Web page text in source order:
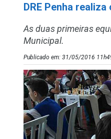
DRE Penha
As duas primeiras
Municipal.
Publicado em: 31/05/2016